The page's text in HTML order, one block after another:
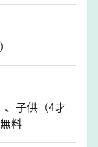
、子供（4才
料